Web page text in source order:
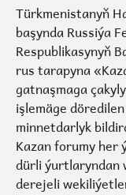
Türkmenistanyň
başynda Russiýa
Respublikasynyň
rus tarapyna
gatnaşmaga
işlemäge
minnetdarlyk
Kazan forumy her
dürli ýurtlaryndan
derejeli